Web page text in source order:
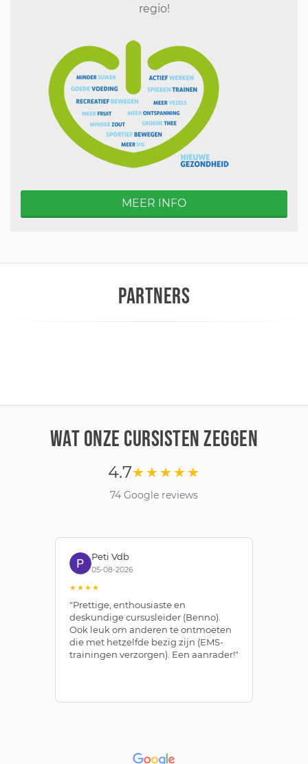
regio!
MEER INFO
PARTNERS
WAT ONZE CURSISTEN ZEGGEN
4.7★★★★★
74 Google reviews
Peti Vdb
05-08-2026
★★★★
"Prettige, enthousiaste en
deskundige cursusleider (Benno).
Ook leuk om anderen te ontmoeten
die met hetzelfde bezig zijn (EMS-
trainingen verzorgen). Een aanrader!"